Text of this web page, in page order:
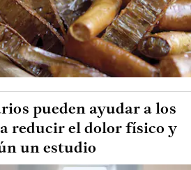
pueden ayudar a los
reducir el dolor físico y
un estudio